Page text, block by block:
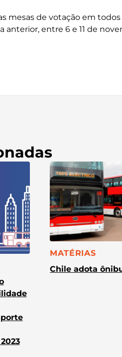
mesas de votação em todos
entre 6 e 11 de
CATEGORIA:
MATÉRIAS
Chile adota